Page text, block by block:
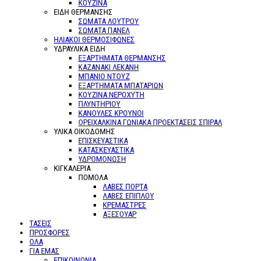
ΚΟΥΖΙΝΑ
ΕΙΔΗ ΘΕΡΜΑΝΣΗΣ
ΣΩΜΑΤΑ ΛΟΥΤΡΟΥ
ΣΩΜΑΤΑ ΠΑΝΕΛ
ΗΛΙΑΚΟΙ ΘΕΡΜΟΣΙΦΩΝΕΣ
ΥΔΡΑΥΛΙΚΑ ΕΙΔΗ
ΕΞΑΡΤΗΜΑΤΑ ΘΕΡΜΑΝΣΗΣ
ΚΑΖΑΝΑΚΙ ΛΕΚΑΝΗ
ΜΠΑΝΙΟ ΝΤΟΥΖ
ΕΞΑΡΤΗΜΑΤΑ ΜΠΑΤΑΡΙΩΝ
ΚΟΥΖΙΝΑ ΝΕΡΟΧΥΤΗ
ΠΛΥΝΤΗΡΙΟΥ
ΚΑΝΟΥΛΕΣ ΚΡΟΥΝΟΙ
ΟΡΕΙΧΑΛΚΙΝΑ ΓΩΝΙΑΚΑ ΠΡΟΕΚΤΑΣΕΙΣ ΣΠΙΡΑΛ
ΥΛΙΚΑ ΟΙΚΟΔΟΜΗΣ
ΕΠΙΣΚΕΥΑΣΤΙΚΑ
ΚΑΤΑΣΚΕΥΑΣΤΙΚΑ
ΥΔΡΟΜΟΝΩΣΗ
ΚΙΓΚΑΛΕΡΙΑ
ΠΟΜΟΛΑ
ΛΑΒΕΣ ΠΟΡΤΑ
ΛΑΒΕΣ ΕΠΙΠΛΟΥ
ΚΡΕΜΑΣΤΡΕΣ
ΑΞΕΣΟΥΑΡ
ΤΑΣΕΙΣ
ΠΡΟΣΦΟΡΕΣ
ΟΛΑ
ΓΙΑ ΕΜΑΣ